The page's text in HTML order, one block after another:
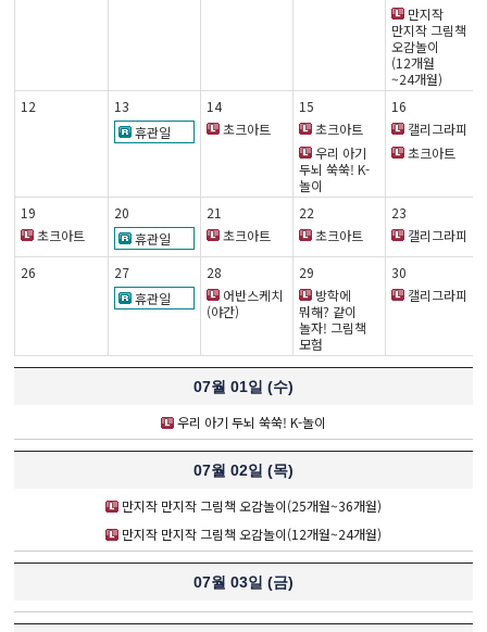
만지작
만지작 그림책
오감놀이
(12개월
~24개월)
12
13
휴관일
14
초크아트
15
초크아트
우리 아기
두뇌 쑥쑥! K-
놀이
16
캘리그라피
초크아트
19
초크아트
20
휴관일
21
초크아트
22
초크아트
23
캘리그라피
26
27
휴관일
28
어반스케치
(야간)
29
방학에
뭐해? 같이
놀자! 그림책
모험
30
캘리그라피
07월 01일 (수)
우리 아기 두뇌 쑥쑥! K-놀이
07월 02일 (목)
만지작 만지작 그림책 오감놀이(25개월~36개월)
만지작 만지작 그림책 오감놀이(12개월~24개월)
07월 03일 (금)